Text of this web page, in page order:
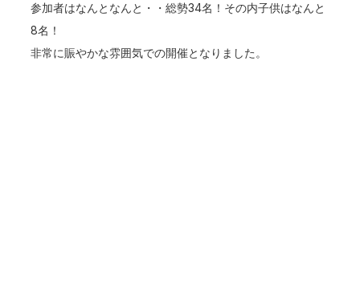
参加者はなんとなんと・・総勢34名！その内子供はなんと
8名！
非常に賑やかな雰囲気での開催となりました。